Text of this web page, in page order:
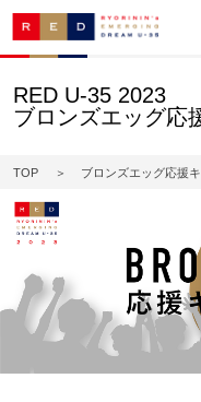
RED U-35 2023
ブロンズエッグ応
TOP ブロンズエッグ応援